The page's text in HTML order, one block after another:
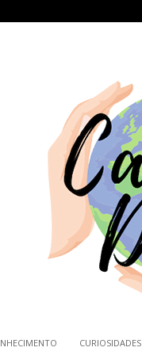
CURIOSIDADES